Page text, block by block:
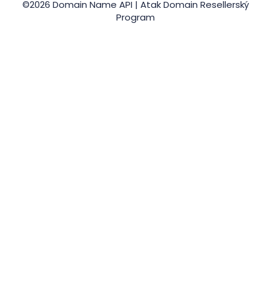
©2026 Domain Name API | Atak Domain Resellerský
Program